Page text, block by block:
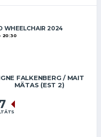
WHEELCHAIR 2024
20:30
FALKENBERG / MAIT
MÄTAS (EST 2)